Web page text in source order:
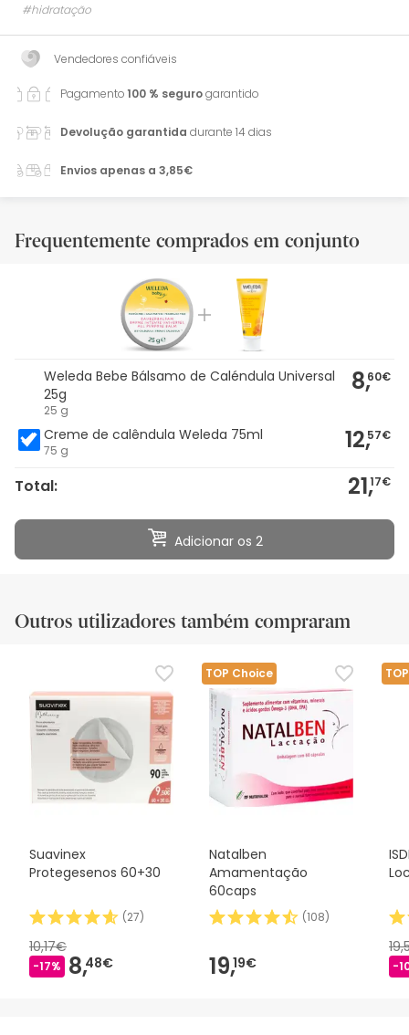
#hidratação
Vendedores confiáveis
Pagamento100 % segurogarantido
Devolução garantida durante 14 dias
Envios apenas a 3,85€
Frequentemente comprados em conjunto
Weleda Bebe Bálsamo de Caléndula Universal
25g
25 g
8,60€
Creme de calêndula Weleda 75ml
75 g 12,57€
Total: 21,17€
Adicionar os 2
Outros utilizadores também compraram
Suavinex
Protegesenos 60+30
(27)
10,17€
-17% 8,48€
TOP Choice
Natalben
Amamentação
60caps
(108)
19,19€ -